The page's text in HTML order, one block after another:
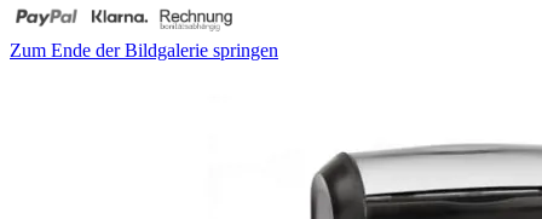
Zum Ende der Bildgalerie springen